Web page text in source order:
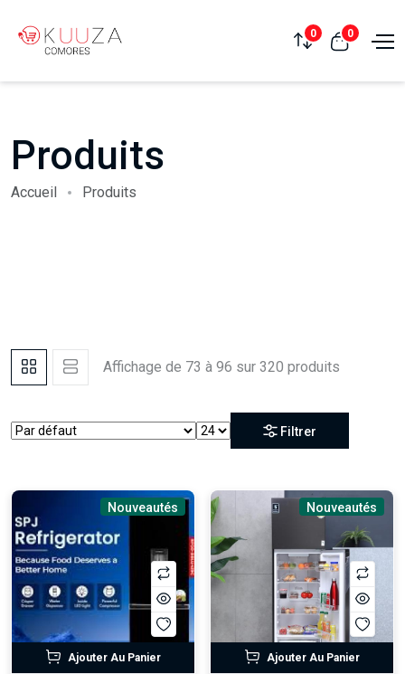
0 0
Produits
Accueil Produits
Affichage de 73 à 96 sur 320 produits
Filtrer
Nouveautés
Ajouter Au Panier
Nouveautés
Ajouter Au Panier